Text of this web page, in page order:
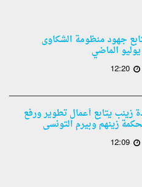
جهود منظومة الشكاوى
الماضي
12:20
يتابع أعمال تطوير ورفع
زينهم وبيرم التونسى
12:09